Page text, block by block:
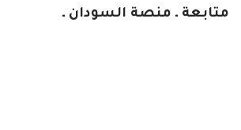
متابعة ـ منصة السودان ـ